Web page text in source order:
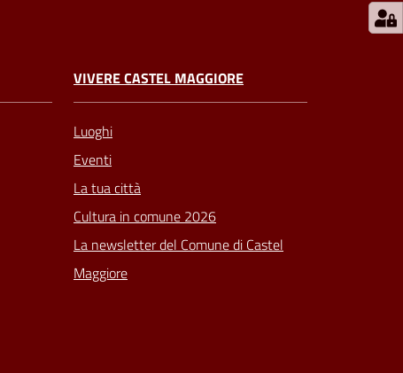
VIVERE CASTEL MAGGIORE
Luoghi
Eventi
La tua città
Cultura in comune 2026
La newsletter del Comune di Castel
Maggiore